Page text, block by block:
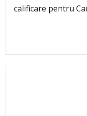
calificare pentru